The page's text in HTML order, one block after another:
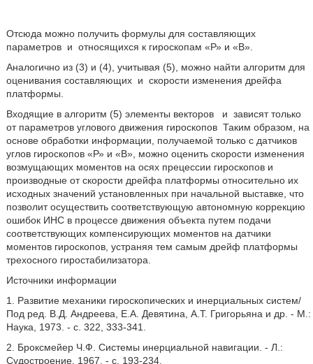
Отсюда можно получить формулы для составляющих
параметров и относящихся к гироскопам «Р» и «В».
Аналогично из (3) и (4), учитывая (5), можно найти алгоритм для
оценивания составляющих и скорости изменения дрейфа
платформы.
Входящие в алгоритм (5) элементы векторов
и зависят только
от параметров углового движения гироскопов Таким образом, на
основе обработки информации, получаемой только с датчиков
углов гироскопов «Р» и «В», можно оценить скорости изменения
возмущающих моментов на осях прецессии гироскопов и
производные от скорости дрейфа платформы относительно их
исходных значений установленных при начальной выставке, что
позволит осуществить соответствующую автономную коррекцию
ошибок ИНС в процессе движения объекта путем подачи
соответствующих компенсирующих моментов на датчики
моментов гироскопов, устраняя тем самым дрейф платформы
трехосного гиростабилизатора.
Источники информации
1. Развитие механики гироскопических и инерциальных систем/
Под ред. В.Д. Андреева, Е.А. Девятина, А.Т. Григорьяна и др. - М.:
Наука, 1973. - с. 322, 333-341.
2. Броксмейер Ч.Ф. Системы инерциальной навигации. - Л.:
Судостроение, 1967. - с. 193-234.